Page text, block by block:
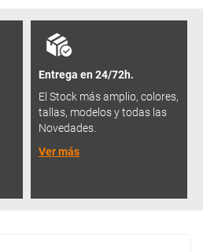
Entrega en 24/72h.
El Stock más amplio, colores,
tallas, modelos y todas las
Novedades.
Ver más